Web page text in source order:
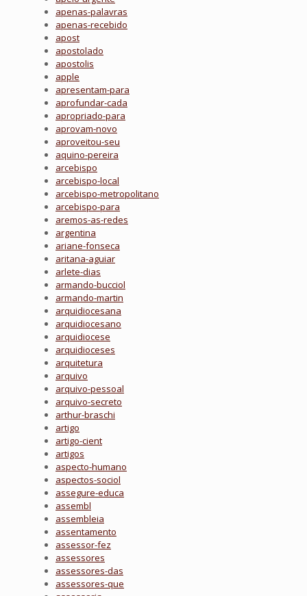
apenas-palavras
apenas-recebido
apost
apostolado
apostolis
apple
apresentam-para
aprofundar-cada
apropriado-para
aprovam-novo
aproveitou-seu
aquino-pereira
arcebispo
arcebispo-local
arcebispo-metropolitano
arcebispo-para
aremos-as-redes
argentina
ariane-fonseca
aritana-aguiar
arlete-dias
armando-bucciol
armando-martin
arquidiocesana
arquidiocesano
arquidiocese
arquidioceses
arquitetura
arquivo
arquivo-pessoal
arquivo-secreto
arthur-braschi
artigo
artigo-cient
artigos
aspecto-humano
aspectos-sociol
assegure-educa
assembl
assembleia
assentamento
assessor-fez
assessores
assessores-das
assessores-que